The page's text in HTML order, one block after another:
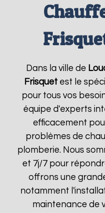
Dans la ville de
Frisquet est le
pour tous vos
équipe d'experts
efficacement
problèmes de
plomberie. Nous
et 7j/7 pour
offrons une
notamment
maintenance de